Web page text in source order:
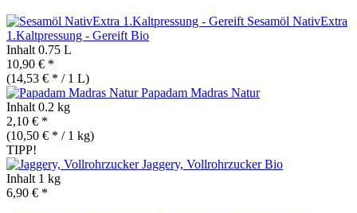
Sesamöl NativExtra
1.Kaltpressung - Gereift Bio
Inhalt 0.75 L
10,90 € *
(14,53 € * / 1 L)
Papadam Madras Natur
Inhalt 0.2 kg
2,10 € *
(10,50 € * / 1 kg)
TIPP!
Jaggery, VollrohrzuckerBio
Inhalt 1 kg
6,90 € *